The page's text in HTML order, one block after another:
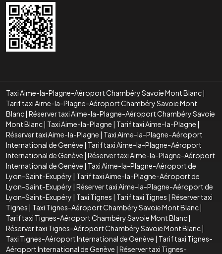
Taxi Aime-la-Plagne-Aéroport Chambéry Savoie Mont Blanc|
Tarif taxi Aime-la-Plagne-Aéroport Chambéry Savoie Mont
Blanc| Réserver taxi Aime-la-Plagne-Aéroport Chambéry Savoie
Mont Blanc| Taxi Aime-la-Plagne | Tarif taxi Aime-la-Plagne |
Réserver taxi Aime-la-Plagne | Taxi Aime-la-Plagne-Aéroport
International de Genève | Tarif taxi Aime-la-Plagne-Aéroport
International de Genève | Réserver taxi Aime-la-Plagne-Aéroport
International de Genève | Taxi Aime-la-Plagne-Aéroport de
Lyon-Saint-Exupéry | Tarif taxi Aime-la-Plagne-Aéroport de
Lyon-Saint-Exupéry | Réserver taxi Aime-la-Plagne-Aéroport de
Lyon-Saint-Exupéry | Taxi Tignes | Tarif taxi Tignes | Réserver taxi
Tignes | Taxi Tignes-Aéroport Chambéry Savoie Mont Blanc|
Tarif taxi Tignes-Aéroport Chambéry Savoie Mont Blanc|
Réserver taxi Tignes-Aéroport Chambéry Savoie Mont Blanc|
Taxi Tignes-Aéroport International de Genève | Tarif taxi Tignes-
Aéroport International de Genève | Réserver taxi Tignes-